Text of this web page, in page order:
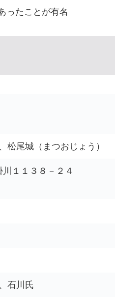
ったことが有名
松尾城（まつおじょう）
１１３８－２４
石川氏